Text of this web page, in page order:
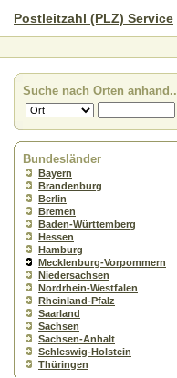
Postleitzahl (PLZ) Service
Suche nach Orten anhand..
Bundesländer
Bayern
Brandenburg
Berlin
Bremen
Baden-Württemberg
Hessen
Hamburg
Mecklenburg-Vorpommern
Niedersachsen
Nordrhein-Westfalen
Rheinland-Pfalz
Saarland
Sachsen
Sachsen-Anhalt
Schleswig-Holstein
Thüringen